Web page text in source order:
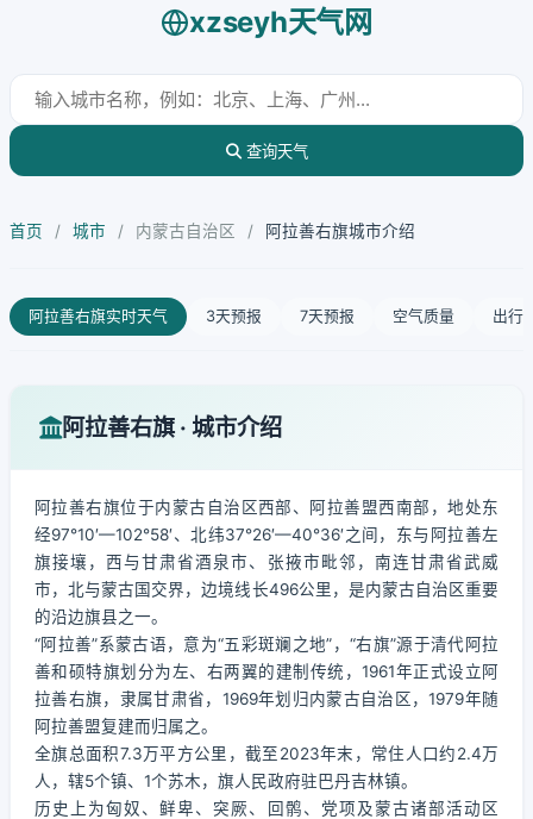
xzseyh天气网
查询天气
首页 / 城市 / 内蒙古自治区 / 阿拉善右旗城市介绍
阿拉善右旗实时天气 3天预报 7天预报 空气质量 出行
阿拉善右旗 · 城市介绍
阿拉善右旗位于内蒙古自治区西部、阿拉善盟西南部，地处东
经97°10′—102°58′、北纬37°26′—40°36′之间，东与阿拉善左
旗接壤，西与甘肃省酒泉市、张掖市毗邻，南连甘肃省武威
市，北与蒙古国交界，边境线长496公里，是内蒙古自治区重要
的沿边旗县之一。
“阿拉善”系蒙古语，意为“五彩斑斓之地”，“右旗”源于清代阿拉
善和硕特旗划分为左、右两翼的建制传统，1961年正式设立阿
拉善右旗，隶属甘肃省，1969年划归内蒙古自治区，1979年随
阿拉善盟复建而归属之。
全旗总面积7.3万平方公里，截至2023年末，常住人口约2.4万
人，辖5个镇、1个苏木，旗人民政府驻巴丹吉林镇。
历史上为匈奴、鲜卑、突厥、回鹘、党项及蒙古诸部活动区